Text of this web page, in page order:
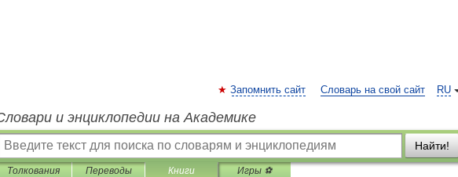
RU
Запомнить сайт Словарь на свой сайт
и энциклопедии на Академике
Найти!
Толкования Переводы Книги Игры ⚽